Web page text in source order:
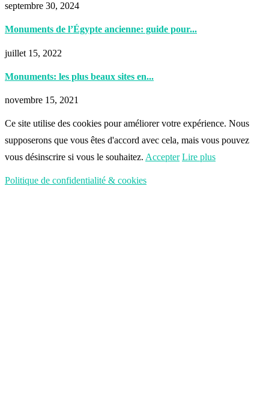
septembre 30, 2024
Monuments de l’Égypte ancienne: guide pour...
juillet 15, 2022
Monuments: les plus beaux sites en...
novembre 15, 2021
Ce site utilise des cookies pour améliorer votre expérience. Nous
supposerons que vous êtes d'accord avec cela, mais vous pouvez
vous désinscrire si vous le souhaitez. Accepter Lire plus
Politique de confidentialité & cookies